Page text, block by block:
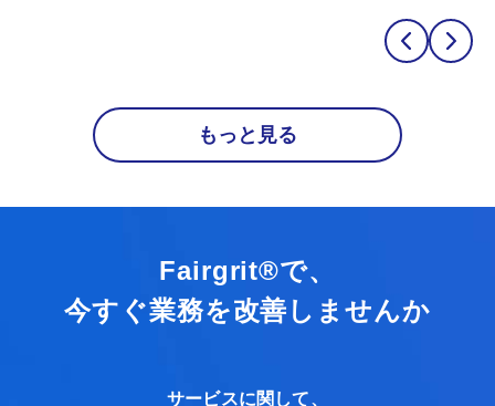
もっと見る
Fairgrit®で、
今すぐ業務を改善しませんか
サービスに関して、